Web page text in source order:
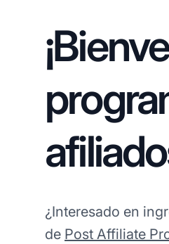
¿Interesado en
de Post Affiliate